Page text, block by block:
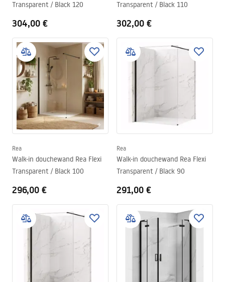
Transparent / Black 120
304,00 €
Transparent / Black 110
302,00 €
Rea
Walk-in douchewand Rea Flexi
Transparent / Black 100
296,00 €
Rea
Walk-in douchewand Rea Flexi
Transparent / Black 90
291,00 €